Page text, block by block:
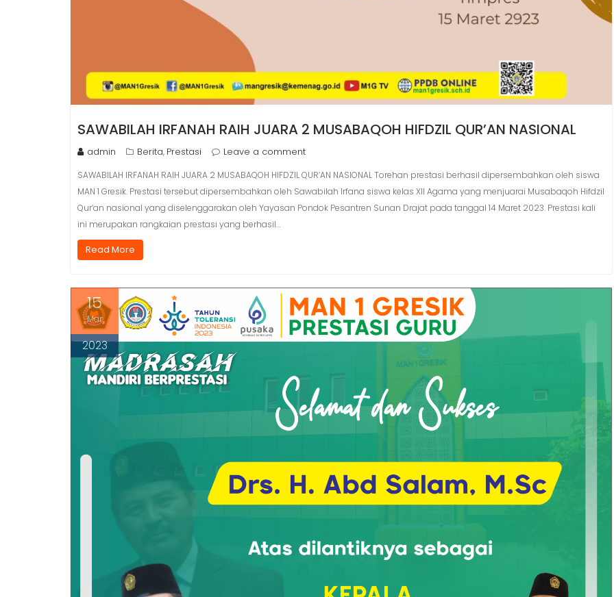
SAWABILAH IRFANAH RAIH JUARA 2 MUSABAQOH HIFDZIL QUR’AN NASIONAL
admin Berita, Prestasi Leave a comment
SAWABILAH IRFANAH RAIH JUARA 2 MUSABAQOH HIFDZIL QUR’AN NASIONAL Torehan prestasi berhasil dipersembahkan oleh siswa
MAN 1 Gresik. Prestasi tersebut dipersembahkan oleh Sawabilah Irfana siswa kelas XII Agama yang menjuarai Musabaqoh Hifdzil
Qur’an nasional yang diselenggarakan oleh Yayasan Pondok Pesantren Sunan Drajat pada tanggal 14 Maret 2023. Prestasi kali
ini merupakan rangkaian prestasi yang berhasil…
Read More
15
Mar
2023